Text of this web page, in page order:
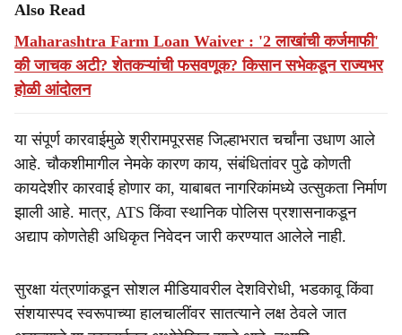
Also Read
Maharashtra Farm Loan Waiver : '2 लाखांची कर्जमाफी'
की जाचक अटी? शेतकऱ्यांची फसवणूक? किसान सभेकडून राज्यभर
होळी आंदोलन
या संपूर्ण कारवाईमुळे श्रीरामपूरसह जिल्हाभरात चर्चांना उधाण आले
आहे. चौकशीमागील नेमके कारण काय, संबंधितांवर पुढे कोणती
कायदेशीर कारवाई होणार का, याबाबत नागरिकांमध्ये उत्सुकता निर्माण
झाली आहे. मात्र, ATS किंवा स्थानिक पोलिस प्रशासनाकडून
अद्याप कोणतेही अधिकृत निवेदन जारी करण्यात आलेले नाही.
सुरक्षा यंत्रणांकडून सोशल मीडियावरील देशविरोधी, भडकावू किंवा
संशयास्पद स्वरूपाच्या हालचालींवर सातत्याने लक्ष ठेवले जात